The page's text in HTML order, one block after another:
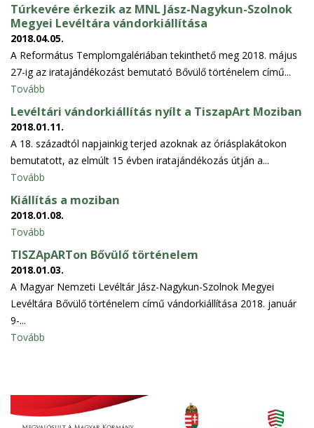
Túrkevére érkezik az MNL Jász-Nagykun-Szolnok
Megyei Levéltára vándorkiállítása
2018.04.05.
A Református Templomgalériában tekinthető meg 2018. május
27-ig az iratajándékozást bemutató Bővülő történelem című...
Tovább
Levéltári vándorkiállítás nyílt a TiszapArt Moziban
2018.01.11.
A 18. századtól napjainkig terjed azoknak az óriásplakátokon
bemutatott, az elmúlt 15 évben iratajándékozás útján a...
Tovább
Kiállítás a moziban
2018.01.08.
Tovább
TISZApARTon Bővülő történelem
2018.01.03.
A Magyar Nemzeti Levéltár Jász-Nagykun-Szolnok Megyei
Levéltára Bővülő történelem című vándorkiállítása 2018. január
9-...
Tovább